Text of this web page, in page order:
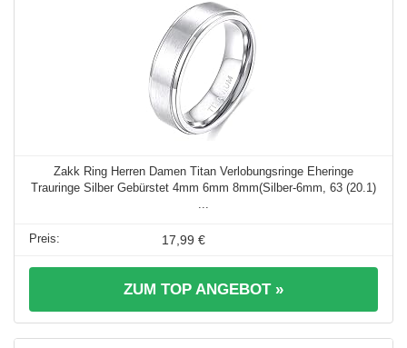
Zakk Ring Herren Damen Titan Verlobungsringe Eheringe
Trauringe Silber Gebürstet 4mm 6mm 8mm(Silber-6mm, 63 (20.1)
...
17,99 €
ZUM TOP ANGEBOT »